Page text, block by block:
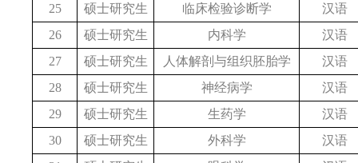
25
硕士研究生 临床检验诊断学
汉语
26
硕士研究生 内科学
汉语
27
硕士研究生 人体解剖与组织胚胎学
汉语
28
硕士研究生 神经病学
汉语
29
硕士研究生 生药学
汉语
30
硕士研究生 外科学
汉语